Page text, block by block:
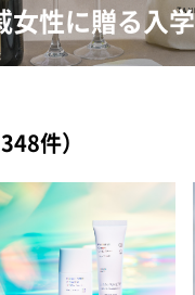
女性に贈る入
件）